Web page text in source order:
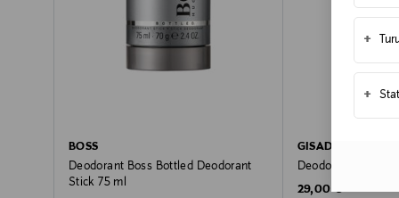
+
+
BOSS
Deodorant Boss Bottled Deodorant
Stick 75 ml
GISADA
Deodorant
Original Price
29,00 €